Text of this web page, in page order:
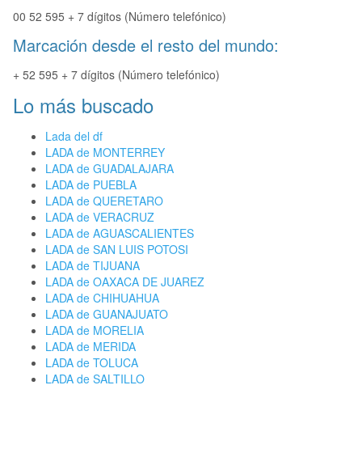
00 52 595 + 7 dígitos (Número telefónico)
Marcación desde el resto del mundo:
+ 52 595 + 7 dígitos (Número telefónico)
Lo más buscado
Lada del df
LADA de MONTERREY
LADA de GUADALAJARA
LADA de PUEBLA
LADA de QUERETARO
LADA de VERACRUZ
LADA de AGUASCALIENTES
LADA de SAN LUIS POTOSI
LADA de TIJUANA
LADA de OAXACA DE JUAREZ
LADA de CHIHUAHUA
LADA de GUANAJUATO
LADA de MORELIA
LADA de MERIDA
LADA de TOLUCA
LADA de SALTILLO